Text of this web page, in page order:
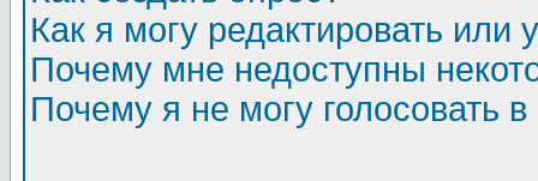
Как я могу редактировать или
Почему мне недоступны
Почему я не могу голосовать